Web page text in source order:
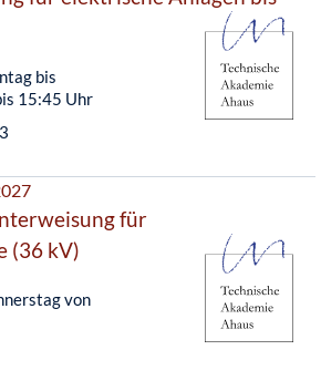
bis
15:45 Uhr
für
(36 kV)
von